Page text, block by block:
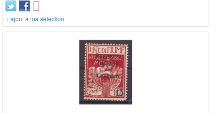
+ ajout à ma sélection